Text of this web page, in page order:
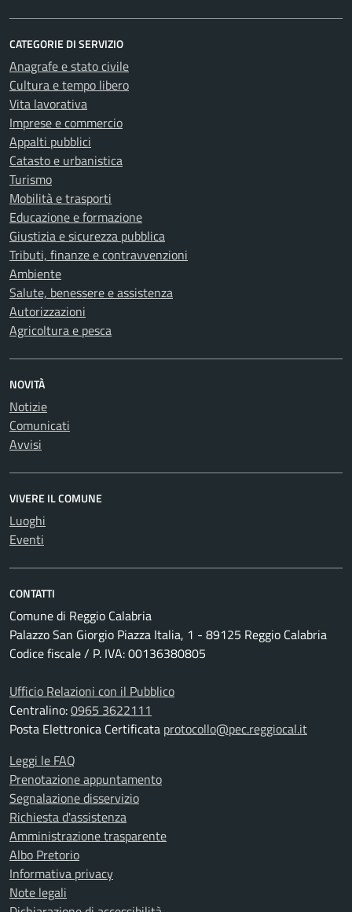
CATEGORIE DI SERVIZIO
Anagrafe e stato civile
Cultura e tempo libero
Vita lavorativa
Imprese e commercio
Appalti pubblici
Catasto e urbanistica
Turismo
Mobilità e trasporti
Educazione e formazione
Giustizia e sicurezza pubblica
Tributi, finanze e contravvenzioni
Ambiente
Salute, benessere e assistenza
Autorizzazioni
Agricoltura e pesca
NOVITÀ
Notizie
Comunicati
Avvisi
VIVERE IL COMUNE
Luoghi
Eventi
CONTATTI
Comune di Reggio Calabria
Palazzo San Giorgio Piazza Italia, 1 - 89125 Reggio Calabria
Codice fiscale / P. IVA: 00136380805
Ufficio Relazioni con il Pubblico
Centralino:0965 3622111
Posta Elettronica Certificata protocollo@pec.reggiocal.it
Leggi le FAQ
Prenotazione appuntamento
Segnalazione disservizio
Richiesta d'assistenza
Amministrazione trasparente
Albo Pretorio
Informativa privacy
Note legali